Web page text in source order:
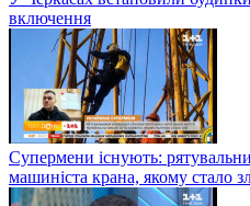
включення
Супермени існують:
машиніста крана, якому стало